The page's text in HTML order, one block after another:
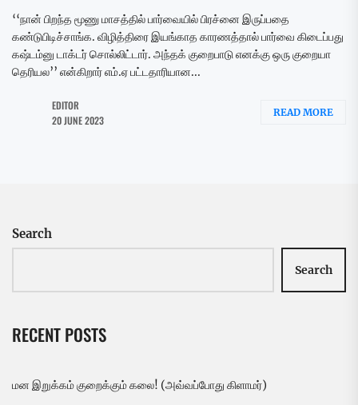
‘‘நான் பிறந்த மூணு மாசத்தில் பார்வையில் பிரச்னை இருப்பதை
கண்டுபிடிச்சாங்க. விழித்திரை இயங்காத காரணத்தால் பார்வை கிடைப்பது
கஷ்டம்னு டாக்டர் சொல்லிட்டார். அந்தக் குறைபாடு எனக்கு ஒரு குறையா
தெரியல’’ என்கிறார் எம்.ஏ பட்டதாரியான...
EDITOR
20 JUNE 2023
READ MORE
Search
Search
RECENT POSTS
மன இறுக்கம் குறைக்கும் கலை! (அவ்வப்போது கிளாமர்)